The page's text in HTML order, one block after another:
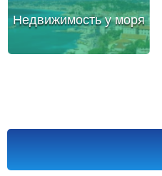
Недвижимость у моря